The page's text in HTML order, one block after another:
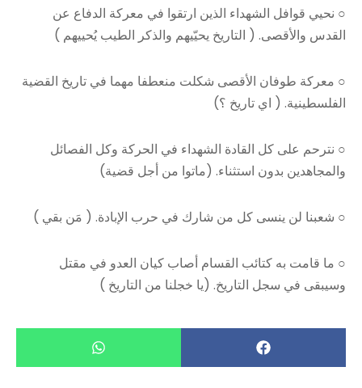
○ نحيي قوافل الشهداء الذين ارتقوا في معركة الدفاع عن
القدس والأقصى. ( التاريخ يحيّيهم والذكر الطيب يُحييهم )
○ معركة طوفان الأقصى شكلت منعطفا مهما في تاريخ القضية
الفلسطينية. ( اي تاريخ ؟)
○ نترحم على كل القادة الشهداء في الحركة وكل الفصائل
والمجاهدين بدون استثناء. (ماتوا من أجل قضية)
○ شعبنا لن ينسى كل من شارك في حرب الإبادة. ( مَن بقي )
○ ما قامت به كتائب القسام أصاب كيان العدو في مقتل
وسيبقى في سجل التاريخ. (يا خجلنا من التاريخ )